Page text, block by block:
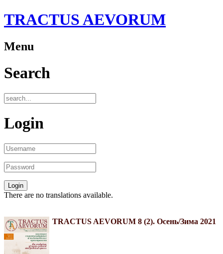
TRACTUS AEVORUM
Menu
Search
Login
There are no translations available.
TRACTUS AEVORUM 8 (2). Осень/Зима 2021